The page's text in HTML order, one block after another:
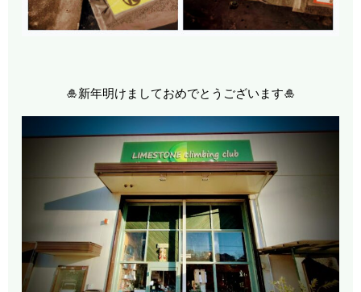
🎍新年明けましておめでとうございます🎍